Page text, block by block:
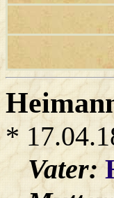
*
Vater: